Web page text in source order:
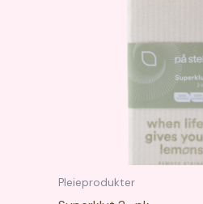
Pleieprodukter